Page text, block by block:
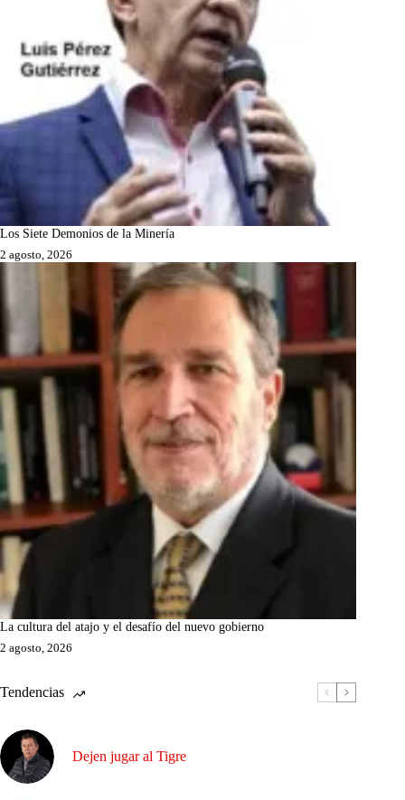
Los Siete Demonios de la Minería
2 agosto, 2026
La cultura del atajo y el desafío del nuevo gobierno
2 agosto, 2026
Tendencias
Dejen jugar al Tigre